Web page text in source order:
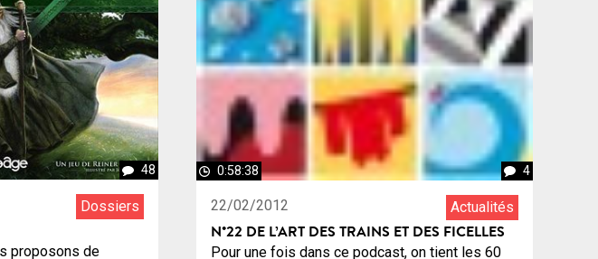
48
Dossiers
proposons de
0:58:38 4
22/02/2012 Actualités
N°22 DE L’ART DES TRAINS ET DES FICELLES
Pour une fois dans ce podcast, on tient les 60